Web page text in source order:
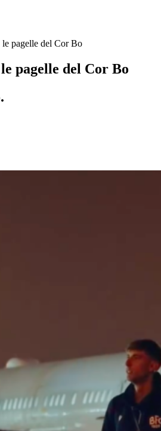
pagelle del Cor Bo
pagelle del Cor Bo